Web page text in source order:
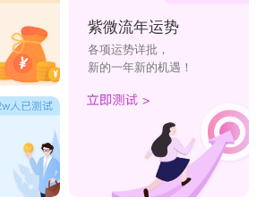
紫微流年运势
各项运势详批，
新的一年新的机遇！